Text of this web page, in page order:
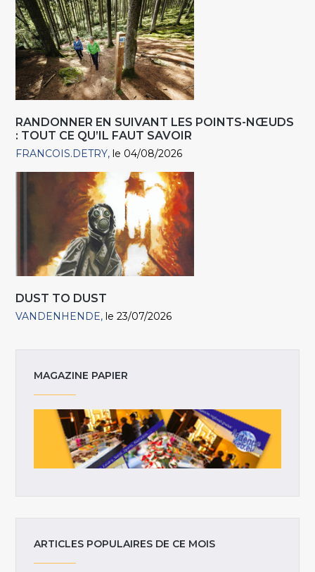
RANDONNER EN SUIVANT LES POINTS-NŒUDS
: TOUT CE QU’IL FAUT SAVOIR
FRANCOIS.DETRY le 04/08/2026
DUST TO DUST
VANDENHENDE le 23/07/2026
MAGAZINE PAPIER
ARTICLES POPULAIRES DE CE MOIS